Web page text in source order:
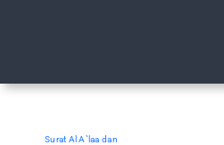
Surat Al A`laa dan